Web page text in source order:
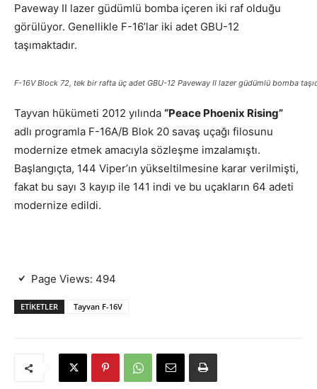
Paveway II lazer güdümlü bomba içeren iki raf olduğu
görülüyor. Genellikle F-16’lar iki adet GBU-12
taşımaktadır.
F-16VBlock 72, tek bir rafta üç adet GBU-12 Paveway II lazer güdümlü bomba
Tayvan hükümeti 2012 yılında “Peace Phoenix Rising”
adlı programla F-16A/B Blok 20 savaş uçağı filosunu
modernize etmek amacıyla sözleşme imzalamıştı.
Başlangıçta, 144 Viper’ın yükseltilmesine karar verilmişti,
fakat bu sayı 3 kayıp ile 141 indi ve bu uçakların 64 adeti
modernize edildi.
Page Views: 494
ETIKETLER Tayvan F-16V